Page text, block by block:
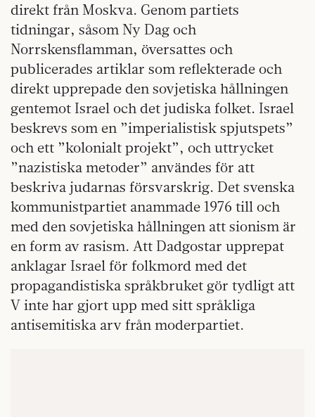
direkt från Moskva. Genom partiets
tidningar, såsom Ny Dag och
Norrskensflamman, översattes och
publicerades artiklar som reflekterade och
direkt upprepade den sovjetiska hållningen
gentemot Israel och det judiska folket. Israel
beskrevs som en ”imperialistisk spjutspets”
och ett ”kolonialt projekt”, och uttrycket
”nazistiska metoder” användes för att
beskriva judarnas försvarskrig. Det svenska
kommunistpartiet anammade 1976 till och
med den sovjetiska hållningen att sionism är
en form av rasism. Att Dadgostar upprepat
anklagar Israel för folkmord med det
propagandistiska språkbruket gör tydligt att
V inte har gjort upp med sitt språkliga
antisemitiska arv från moderpartiet.